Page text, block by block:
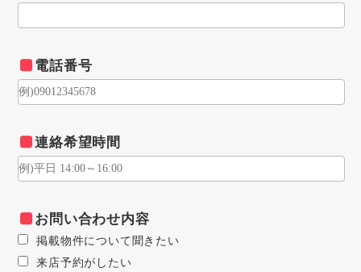
電話番号
連絡希望時間
お問い合わせ内容
掲載物件について聞きたい
来店予約がしたい